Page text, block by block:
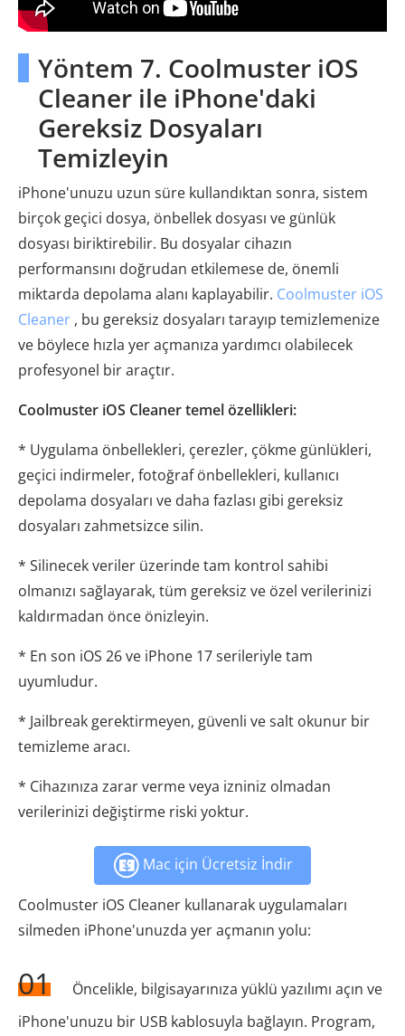
Yöntem 7. Coolmuster iOS
Cleaner ile iPhone'daki
Gereksiz Dosyaları
Temizleyin
iPhone'unuzu uzun süre kullandıktan sonra, sistem
birçok geçici dosya, önbellek dosyası ve günlük
dosyası biriktirebilir. Bu dosyalar cihazın
performansını doğrudan etkilemese de, önemli
miktarda depolama alanı kaplayabilir. Coolmuster iOS
Cleaner , bu gereksiz dosyaları tarayıp temizlemenize
ve böylece hızla yer açmanıza yardımcı olabilecek
profesyonel bir araçtır.
Coolmuster iOS Cleaner temel özellikleri:
* Uygulama önbellekleri, çerezler, çökme günlükleri,
geçici indirmeler, fotoğraf önbellekleri, kullanıcı
depolama dosyaları ve daha fazlası gibi gereksiz
dosyaları zahmetsizce silin.
* Silinecek veriler üzerinde tam kontrol sahibi
olmanızı sağlayarak, tüm gereksiz ve özel verilerinizi
kaldırmadan önce önizleyin.
* En son iOS 26 ve iPhone 17 serileriyle tam
uyumludur.
* Jailbreak gerektirmeyen, güvenli ve salt okunur bir
temizleme aracı.
* Cihazınıza zarar verme veya izniniz olmadan
verilerinizi değiştirme riski yoktur.
Mac için Ücretsiz İndir
Coolmuster iOS Cleaner kullanarak uygulamaları
silmeden iPhone'unuzda yer açmanın yolu:
01
Öncelikle, bilgisayarınıza yüklü yazılımı açın ve
iPhone'unuzu bir USB kablosuyla bağlayın. Program,